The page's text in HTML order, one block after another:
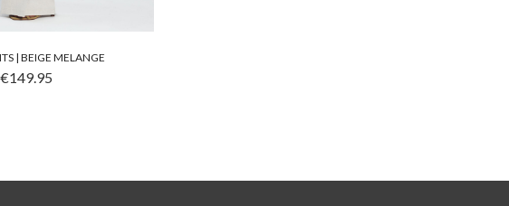
| BEIGE MELANGE
HEEFT MEERDERE VARIATIES. DEZE OPTIE KAN GEKOZEN WORDEN OP
€149.95